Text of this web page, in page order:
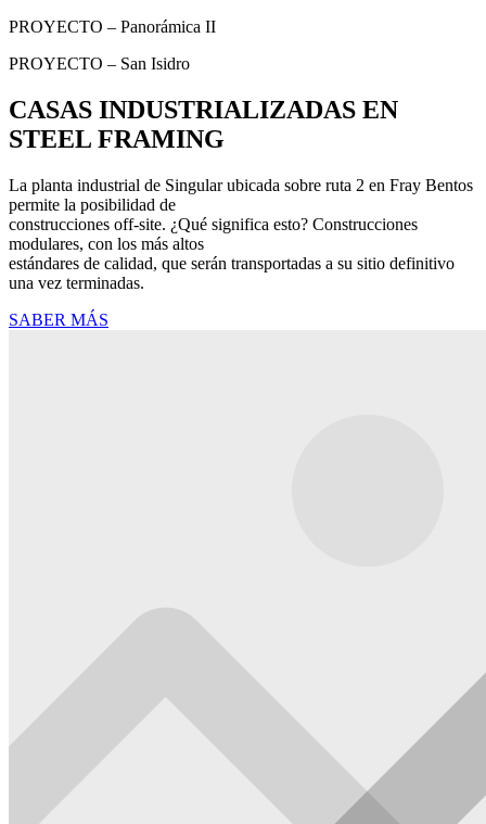
PROYECTO – Panorámica II
PROYECTO – San Isidro
CASAS INDUSTRIALIZADAS EN
STEEL FRAMING
La planta industrial de Singular ubicada sobre ruta 2 en Fray Bentos
permite la posibilidad de
construcciones off-site. ¿Qué significa esto? Construcciones
modulares, con los más altos
estándares de calidad, que serán transportadas a su sitio definitivo
una vez terminadas.
SABER MÁS